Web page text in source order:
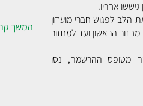
אחריו.
הלב לפגוש חברי מועדון
ממגוון מחזורים (17!) מהמחזור הראשון ועד למחזור
מטופס ההרשמה, נסו
המשך